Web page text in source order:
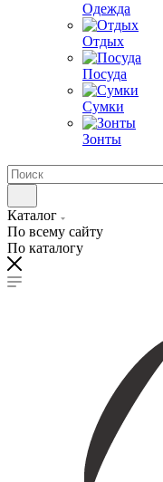
Одежда
Отдых
Посуда
Сумки
Зонты
Каталог
По всему сайту
По каталогу